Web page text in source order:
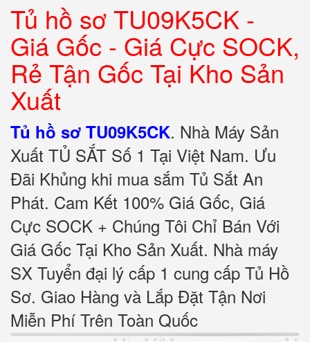
Tủ hồ sơ TU09K5CK -
Giá Gốc - Giá Cực SOCK,
Rẻ Tận Gốc Tại Kho Sản
Xuất
Tủ hồ sơ TU09K5CK. Nhà Máy Sản
Xuất TỦ SẮT Số 1 Tại Việt Nam. Ưu
Đãi Khủng khi mua sắm Tủ Sắt An
Phát. Cam Kết 100% Giá Gốc, Giá
Cực SOCK + Chúng Tôi Chỉ Bán Với
Giá Gốc Tại Kho Sản Xuất. Nhà máy
SX Tuyển đại lý cấp 1 cung cấp Tủ Hồ
Sơ. Giao Hàng và Lắp Đặt Tận Nơi
Miễn Phí Trên Toàn Quốc